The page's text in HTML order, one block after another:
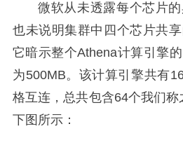
微软从未透露每个芯片的
也未说明集群中四个芯片共
它暗示整个Athena计算引擎
为500MB。该计算引擎共有
格互连，总共包含64个我们称
下图所示：